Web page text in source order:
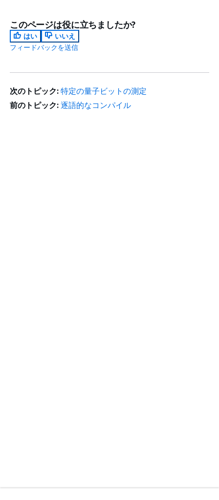
このページは役に立ちましたか?
はい
いいえ
フィードバックを送信
次のトピック: 特定の量子ビットの測定
前のトピック: 逐語的なコンパイル